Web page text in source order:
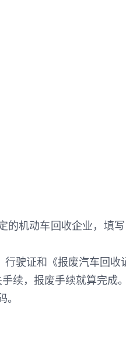
的机动车回收企业，填
驶证和《报废汽车回收
续，报废手续就算完成。